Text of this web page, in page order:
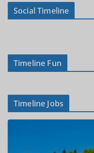
Social Timeline
Timeline Fun
Timeline Jobs